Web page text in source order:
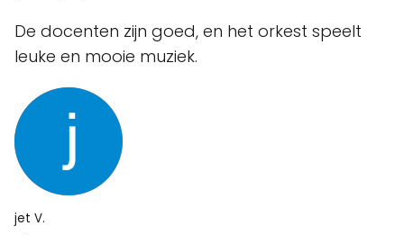
De docenten zijn goed, en het orkest speelt
leuke en mooie muziek.
jet V.